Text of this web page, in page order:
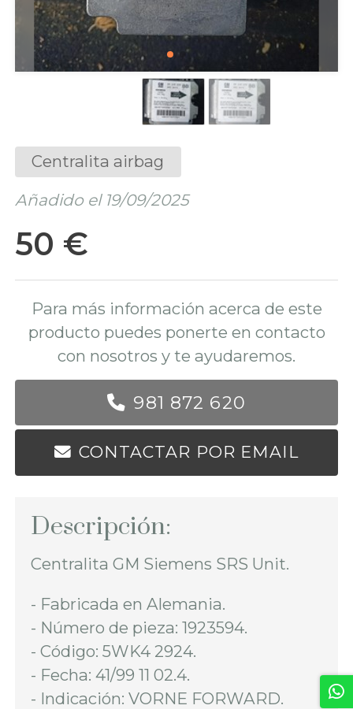
Centralita airbag
Añadido el 19/09/2025
50 €
Para más información acerca de este
producto puedes ponerte en contacto
con nosotros y te ayudaremos.
981 872 620
CONTACTAR POR EMAIL
Descripción:
Centralita GM Siemens SRS Unit.
- Fabricada en Alemania.
- Número de pieza: 1923594.
- Código: 5WK4 2924.
- Fecha: 41/99 11 02.4.
- Indicación: VORNE FORWARD.